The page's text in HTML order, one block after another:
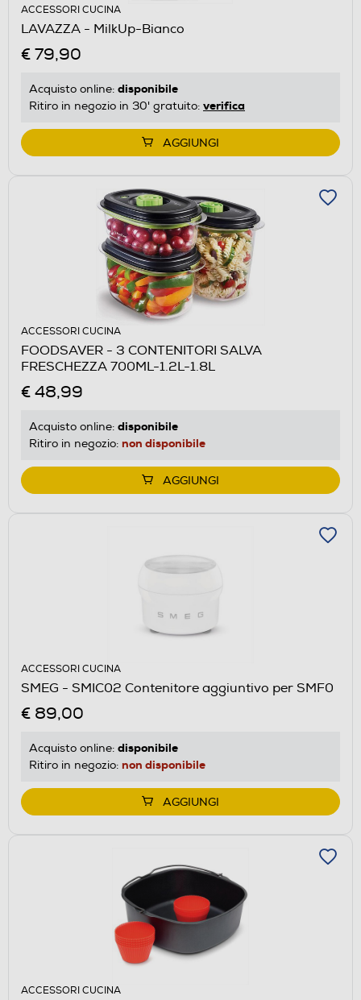
ACCESSORI CUCINA
LAVAZZA - MilkUp-Bianco
€ 79,90
Acquisto online: disponibile
Ritiro in negozio in 30' gratuito: verifica
AGGIUNGI
ACCESSORI CUCINA
FOODSAVER - 3 CONTENITORI SALVA
FRESCHEZZA 700ML-1.2L-1.8L
€ 48,99
Acquisto online: disponibile
Ritiro in negozio: non disponibile
AGGIUNGI
ACCESSORI CUCINA
SMEG - SMIC02 Contenitore aggiuntivo per SMF0
€ 89,00
Acquisto online: disponibile
Ritiro in negozio: non disponibile
AGGIUNGI
ACCESSORI CUCINA